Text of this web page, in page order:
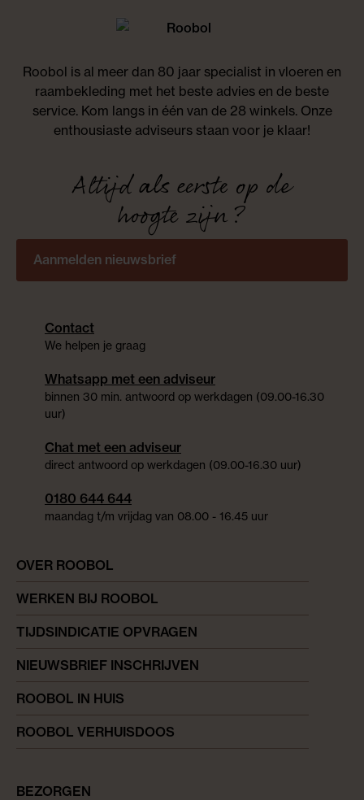
Roobol is al meer dan 80 jaar specialist in vloeren en
raambekleding met het beste advies en de beste
service. Kom langs in één van de 28 winkels. Onze
enthousiaste adviseurs staan voor je klaar!
Altijd als eerste op de
hoogte zijn?
Aanmelden nieuwsbrief
OVER ROOBOL
WERKEN BIJ ROOBOL
TIJDSINDICATIE OPVRAGEN
NIEUWSBRIEF INSCHRIJVEN
ROOBOL IN HUIS
ROOBOL VERHUISDOOS
BEZORGEN
Contact
We helpen je graag
Whatsapp met een adviseur
binnen 30 min. antwoord op werkdagen (09.00-16.30
uur)
Chat met een adviseur
direct antwoord op werkdagen (09.00-16.30 uur)
0180 644 644
maandag t/m vrijdag van 08.00 - 16.45 uur